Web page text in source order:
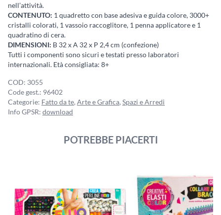
nell’attività.
CONTENUTO: 1 quadretto con base adesiva e guida colore, 3000+
cristalli colorati, 1 vassoio raccoglitore, 1 penna applicatore e 1
quadratino di cera.
DIMENSIONI: B 32 x A 32 x P 2,4 cm (confezione)
Tutti i componenti sono sicuri e testati presso laboratori
internazionali. Età consigliata: 8+
COD: 3055
Code gest.: 96402
Categorie: Fatto da te, Arte e Grafica, Spazi e Arredi
Info GPSR: download
POTREBBE PIACERTI